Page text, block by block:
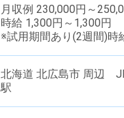
月収例 230,000円～
時給 1,300円～1,300円
※試用期間あり(2週間)時
北海道 北広島市 周辺
駅